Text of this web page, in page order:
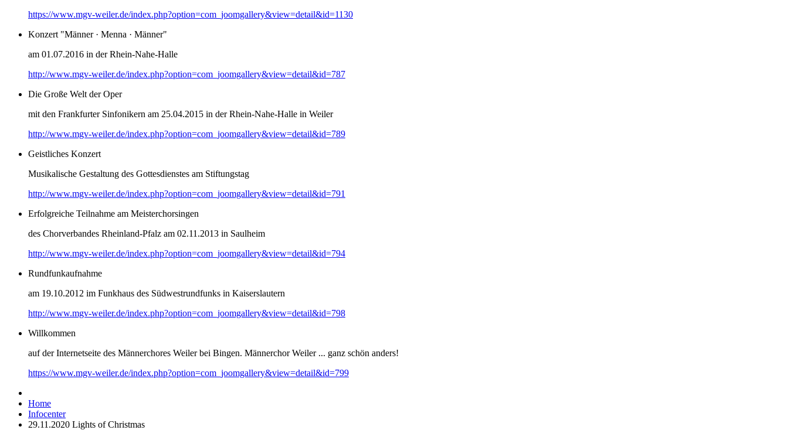
https://www.mgv-weiler.de/index.php?option=com_joomgallery&view=detail&id=1130
Konzert "Männer · Menna · Männer"
am 01.07.2016 in der Rhein-Nahe-Halle
http://www.mgv-weiler.de/index.php?option=com_joomgallery&view=detail&id=787
Die Große Welt der Oper
mit den Frankfurter Sinfonikern am 25.04.2015 in der Rhein-Nahe-Halle in Weiler
http://www.mgv-weiler.de/index.php?option=com_joomgallery&view=detail&id=789
Geistliches Konzert
Musikalische Gestaltung des Gottesdienstes am Stiftungstag
http://www.mgv-weiler.de/index.php?option=com_joomgallery&view=detail&id=791
Erfolgreiche Teilnahme am Meisterchorsingen
des Chorverbandes Rheinland-Pfalz am 02.11.2013 in Saulheim
http://www.mgv-weiler.de/index.php?option=com_joomgallery&view=detail&id=794
Rundfunkaufnahme
am 19.10.2012 im Funkhaus des Südwestrundfunks in Kaiserslautern
http://www.mgv-weiler.de/index.php?option=com_joomgallery&view=detail&id=798
Willkommen
auf der Internetseite des Männerchores Weiler bei Bingen. Männerchor Weiler ... ganz schön anders!
https://www.mgv-weiler.de/index.php?option=com_joomgallery&view=detail&id=799
Home
Infocenter
29.11.2020 Lights of Christmas